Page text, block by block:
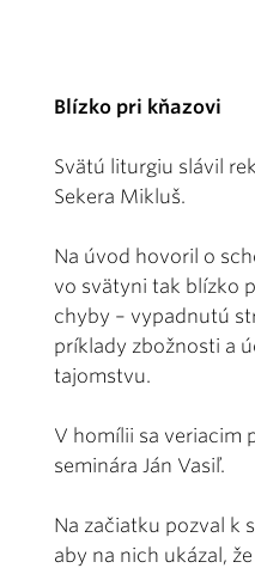
Blízko pri kňazovi
Svätú liturgiu slávil
Sekera Mikluš.
Na úvod hovoril o
vo svätyni tak blízko
chyby – vypadnutú
príklady zbožnosti a
tajomstvu.
V homílii sa veriacim
seminára Ján Vasiľ.
Na začiatku pozval k
aby na nich ukázal,